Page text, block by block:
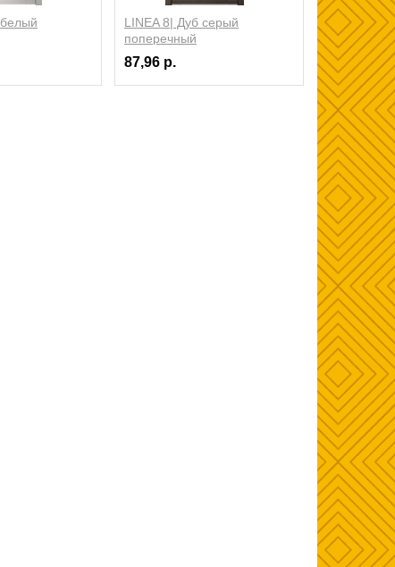
LINEA 8| Дуб серый
поперечный
87,96 р.